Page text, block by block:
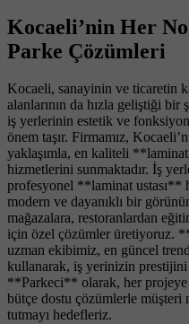
Kocaeli’nin Her
Parke Çözümleri
Kocaeli, sanayinin ve ticaretin
alanlarının da hızla geliştiği
iş yerlerinin estetik ve
önem taşır. Firmamız,
yaklaşımla, en kaliteli
hizmetlerini sunmaktadır. İş
profesyonel **laminat ustası**
modern ve dayanıklı bir
mağazalara, restoranlardan
için özel çözümler üretiyoruz.
uzman ekibimiz, en güncel
kullanarak, iş yerinizin prestijini
**Parkeci** olarak, her projeye
bütçe dostu çözümlerle
tutmayı hedefleriz.